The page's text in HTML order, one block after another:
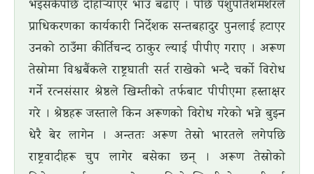
भइसकेपछि दोहोर्‍याएर भाउ बढाए । पछि पशुपतिशमशेरले
प्राधिकरणका कार्यकारी निर्देशक सन्तबहादुर पुनलाई हटाएर
उनको ठाउँमा कीर्तिचन्द ठाकुर ल्याई पीपीए गराए । अरूण
तेस्रोमा विश्वबैंकले राष्ट्रघाती सर्त राखेको भन्दै चर्को विरोध
गर्ने रत्नसंसार श्रेष्ठले खिम्तीको तर्फबाट पीपीएमा हस्ताक्षर
गरे । श्रेष्ठहरू जस्ताले किन अरूणको विरोध गरेको भन्ने बुझ्न
धेरै बेर लागेन । अन्ततः अरूण तेस्रो भारतले लगेपछि
राष्ट्रवादीहरू चुप लागेर बसेका छन् । अरूण तेस्रोको